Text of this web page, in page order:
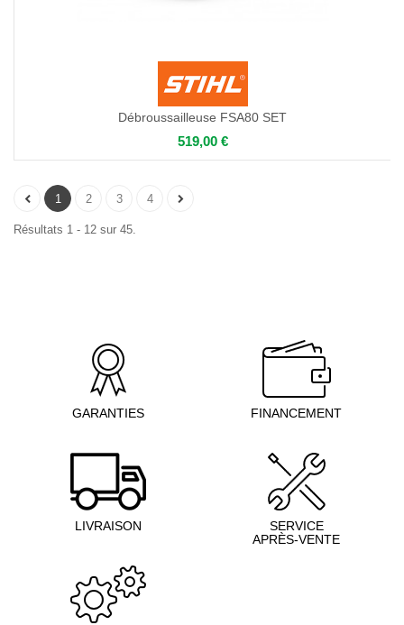
Débroussailleuse FSA80 SET
519,00 €
1 2 3 4
Résultats 1 - 12 sur 45.
GARANTIES FINANCEMENT
LIVRAISON
SERVICE
APRÈS-VENTE